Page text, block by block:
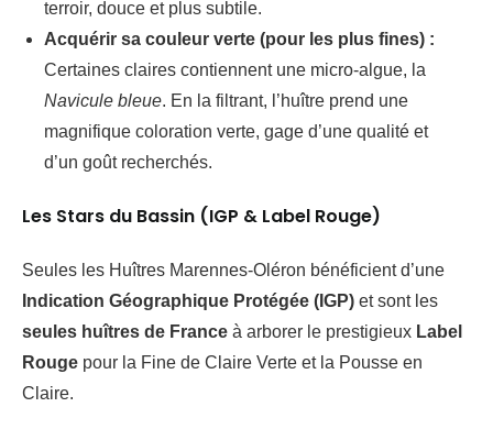
terroir, douce et plus subtile.
Acquérir sa couleur verte (pour les plus fines) :
Certaines claires contiennent une micro-algue, la
Navicule bleue. En la filtrant, l’huître prend une
magnifique coloration verte, gage d’une qualité et
d’un goût recherchés.
Les Stars du Bassin (IGP & Label Rouge)
Seules les Huîtres Marennes-Oléron bénéficient d’une
Indication Géographique Protégée (IGP) et sont les
seules huîtres de France à arborer le prestigieux Label
Rouge pour la Fine de Claire Verte et la Pousse en
Claire.